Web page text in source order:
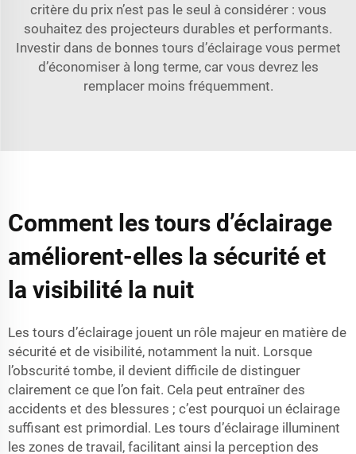
critère du prix n’est pas le seul à considérer : vous
souhaitez des projecteurs durables et performants.
Investir dans de bonnes tours d’éclairage vous permet
d’économiser à long terme, car vous devrez les
remplacer moins fréquemment.
Comment les tours d’éclairage
améliorent-elles la sécurité et
la visibilité la nuit
Les tours d’éclairage jouent un rôle majeur en matière de
sécurité et de visibilité, notamment la nuit. Lorsque
l’obscurité tombe, il devient difficile de distinguer
clairement ce que l’on fait. Cela peut entraîner des
accidents et des blessures ; c’est pourquoi un éclairage
suffisant est primordial. Les tours d’éclairage illuminent
les zones de travail, facilitant ainsi la perception des